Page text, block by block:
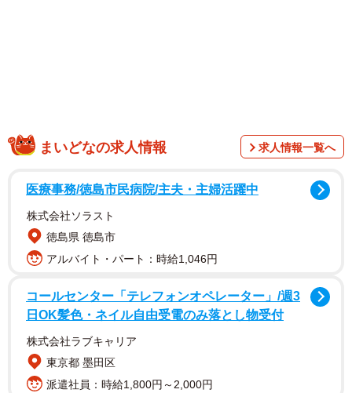
まいどなの求人情報 求人情報一覧へ
医療事務/徳島市民病院/主夫・主婦活躍中
株式会社ソラスト
徳島県 徳島市
アルバイト・パート：時給1,046円
コールセンター「テレフォンオペレーター」/週3
日OK髪色・ネイル自由受電のみ落とし物受付
株式会社ラブキャリア
東京都 墨田区
派遣社員：時給1,800円～2,000円